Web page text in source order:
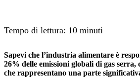
Tempo di lettura: 10 minuti
Sapevi che l’industria alimentare è
26% delle emissioni globali di gas
che rappresentano una parte